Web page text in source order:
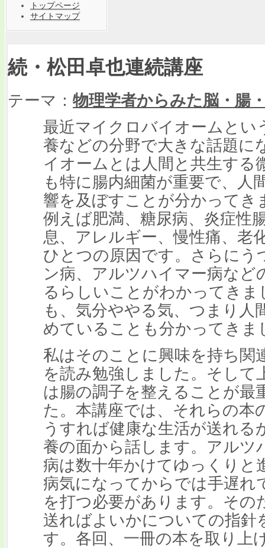
トップページ
サイトマップ
続・松田卓也連続講座
テーマ： 物理学者からみた脳・腸
最近マイクロバイオームとい
養などの分野で大きな話題に
イオームとは人間と共生する
も特に腸内細菌が重要で、人
響を及ぼすことが分かってき
例えば肥満、糖尿病、炎症性
息、アレルギー、慢性痛、老
ひとつの原因です。さらにう
ン病、アルツハイマー病など
るらしいことがわかってき
も、気分ややる気、つまり人
めていることも分かってきま
私はそのことに興味を持ち関
を読み勉強しました。そして
は腸の調子を整えることが最
た。本講座では、それらの本
うすれば健康な生活が送れる
養の面から話します。アルツ
病は数十年かけてゆっくりと
病気になってからでは手遅れ
を打つ必要があります。そ
送ればよいかについての指針
す。各回、一冊の本を取り上